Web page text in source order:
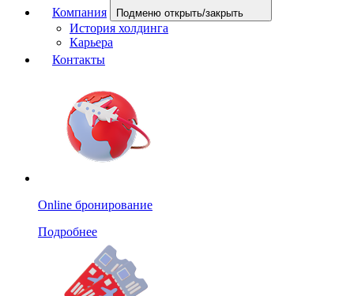
Компания
Подменю открыть/закрыть
История холдинга
Карьера
Контакты
Online бронирование
Подробнее